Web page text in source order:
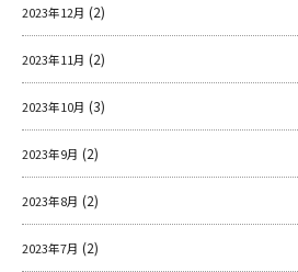
2023年12月 (2)
2023年11月 (2)
2023年10月 (3)
2023年9月 (2)
2023年8月 (2)
2023年7月 (2)